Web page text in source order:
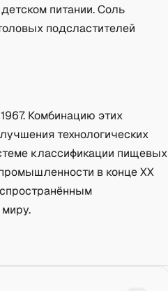
питании. Соль
подсластителей
Комбинацию этих
технологических
классификации пищевых
в конце XX